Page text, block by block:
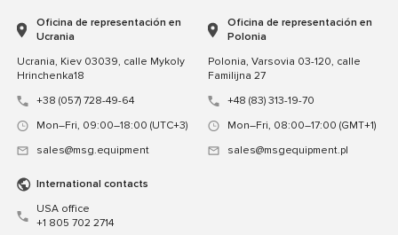
Oficina de representación en
Ucrania
Ucrania, Kiev 03039, calle Mykoly
Hrinchenka18
+38 (057) 728-49-64
Mon–Fri, 09:00–18:00 (UTC+3)
sales@msg.equipment
Oficina de representación en
Polonia
Polonia, Varsovia 03-120, calle
Familijna 27
+48 (83) 313-19-70
Mon–Fri, 08:00–17:00 (GMT+1)
sales@msgequipment.pl
International contacts
USA office
+1 805 702 2714